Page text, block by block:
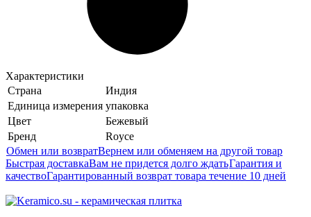
Характеристики
Страна
Индия
Единица измерения упаковка
Цвет
Бежевый
Бренд
Royce
Обмен или возвратВернем или обменяем на другой товар
Быстрая доставкаВам не придется долго ждатьГарантия и
качествоГарантированный возврат товара течение 10 дней